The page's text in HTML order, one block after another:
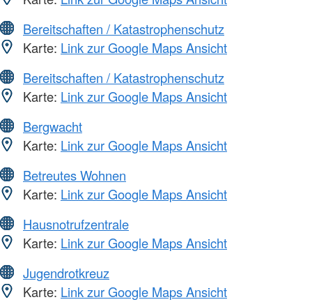
Bereitschaften / Katastrophenschutz
Karte: Link zur Google Maps Ansicht
Bereitschaften / Katastrophenschutz
Karte: Link zur Google Maps Ansicht
Bergwacht
Karte: Link zur Google Maps Ansicht
Betreutes Wohnen
Karte: Link zur Google Maps Ansicht
Hausnotrufzentrale
Karte: Link zur Google Maps Ansicht
Jugendrotkreuz
Karte: Link zur Google Maps Ansicht